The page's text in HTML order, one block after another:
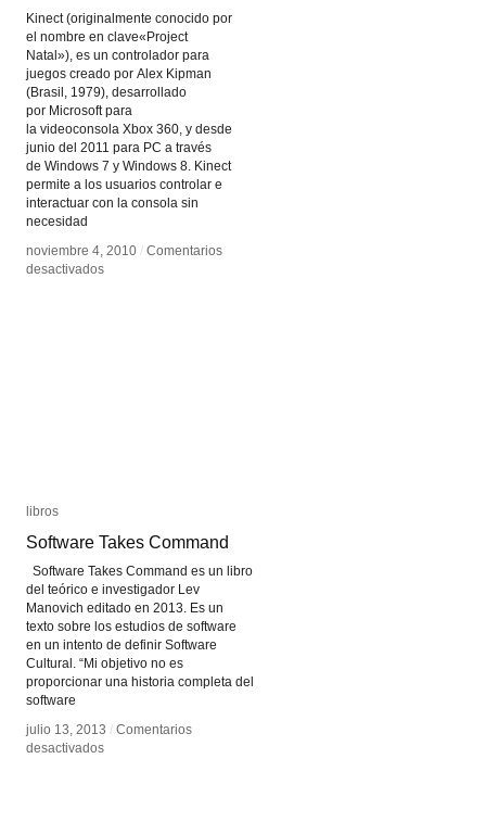
Kinect (originalmente conocido por
el nombre en clave«Project
Natal»), es un controlador para
juegos creado por Alex Kipman
(Brasil, 1979), desarrollado
por Microsoft para
la videoconsola Xbox 360, y desde
junio del 2011 para PC a través
de Windows 7 y Windows 8. Kinect
permite a los usuarios controlar e
interactuar con la consola sin
necesidad
noviembre 4, 2010 / Comentarios
desactivadosen
noviembre 4, 2010 / Comentarios
desactivadosen
libros
Software Takes Command
Software Takes Command es un libro
del teórico e investigador Lev
Manovich editado en 2013. Es un
texto sobre los estudios de software
en un intento de definir Software
Cultural. “Mi objetivo no es
proporcionar una historia completa del
software
julio 13, 2013 / Comentarios
desactivadosen
libros
Software Takes Command
julio 13, 2013 / Comentarios
desactivadosen